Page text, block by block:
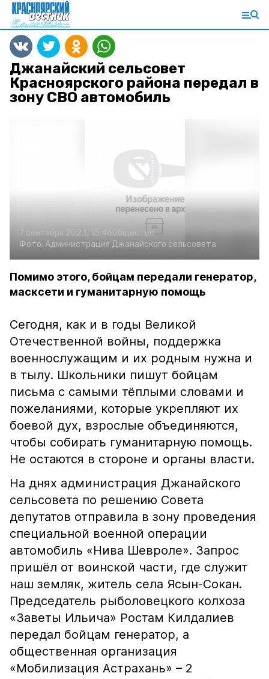
Джанайский сельсовет
Красноярского района передал в
зону СВО автомобиль
7 сентября 2023, 15:46Общество
Фото: Администрация Джанайского сельсовета
Помимо этого, бойцам передали генератор,
масксети и гуманитарную помощь
Сегодня, как и в годы Великой
Отечественной войны, поддержка
военнослужащим и их родным нужна и
в тылу. Школьники пишут бойцам
письма с самыми тёплыми словами и
пожеланиями, которые укрепляют их
боевой дух, взрослые объединяются,
чтобы собирать гуманитарную помощь.
Не остаются в стороне и органы власти.
На днях администрация Джанайского
сельсовета по решению Совета
депутатов отправила в зону проведения
специальной военной операции
автомобиль «Нива Шевроле». Запрос
пришёл от воинской части, где служит
наш земляк, житель села Ясын-Сокан.
Председатель рыболовецкого колхоза
«Заветы Ильича» Ростам Килдалиев
передал бойцам генератор, а
общественная организация
«Мобилизация Астрахань» – 2